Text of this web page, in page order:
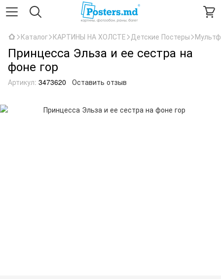
Каталог КАРТИНЫ НА ХОЛСТЕ Детские Постеры
Принцесса Эльза и ее сестра на
фоне гор
Артикул: 3473620 Оставить отзыв